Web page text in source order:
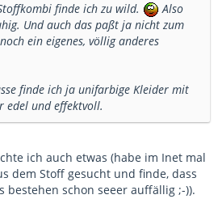
finde ich zu wild.
Also
Und auch das paßt ja nicht zum
ein eigenes, völlig anderes
finde ich ja unifarbige Kleider mit
edel und effektvoll.
ich auch etwas (habe im Inet mal
dem Stoff gesucht und finde, dass
bestehen schon seeer auffällig ;-)).